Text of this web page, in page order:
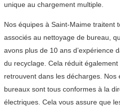
unique au chargement multiple.
Nos équipes à Saint-Maime traitent
associés au nettoyage de bureau,
avons plus de 10 ans d’expérience
du recyclage. Cela réduit
retrouvent dans les décharges. Nos
bureaux sont tous conformes à la
électriques. Cela vous assure que